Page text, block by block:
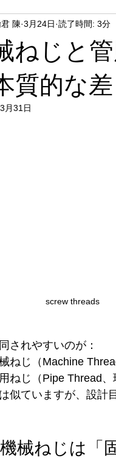
ねじと
質的な差
陳 3月24日 読了時間: 3分
3月31日
screw threads
されやすいのが：
ねじ（Machine
ねじ（Pipe Thread、
似ていますが、設計
械ねじは「